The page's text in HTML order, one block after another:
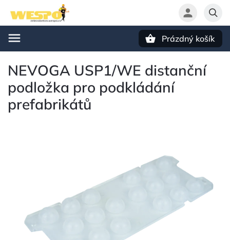
Prázdný košík
NEVOGA USP1/WE distanční
podložka pro podkládání
prefabrikátů